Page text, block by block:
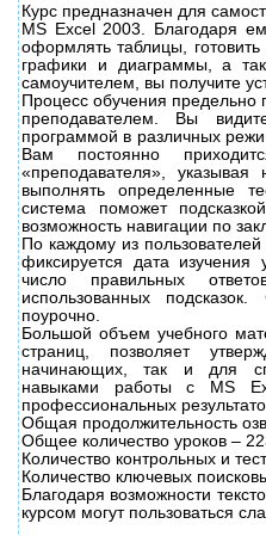
Курс предназначен для
MS Excel 2003. Благодаря
оформлять таблицы,
графики и диаграммы, а
самоучителем, вы получите
Процесс обучения предельно
преподавателем. Вы
программой в различных
Вам постоянно
«преподавателя»,
выполнять определенные
система поможет
возможность навигации по
По каждому из
фиксируется дата изучения
число правильных
использованных
поурочно.
Большой объем учебного
страниц, позволяет
начинающих, так и для
навыками работы с MS
профессиональных
Общая продолжительность
Общее количество уроков –
Количество контрольных и
Количество ключевых
Благодаря возможности
курсом могут пользоваться